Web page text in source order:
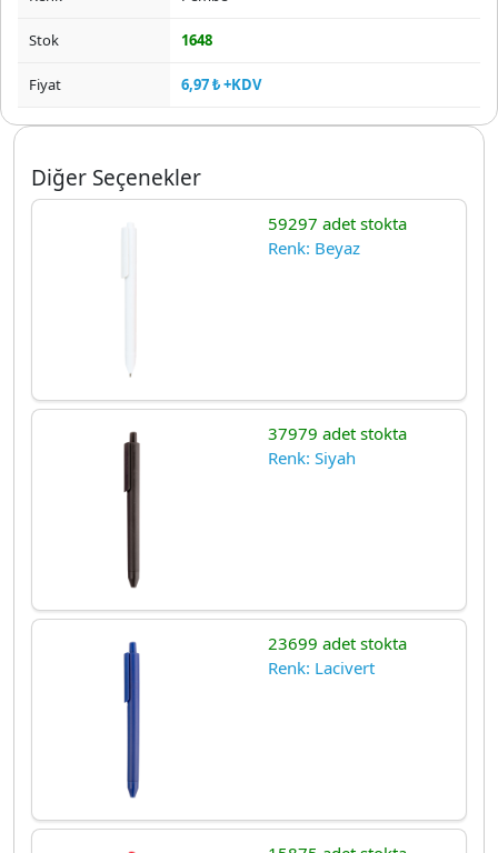
Stok 1648
Fiyat 6,97 ₺ +KDV
Diğer Seçenekler
59297 adet stokta
Renk: Beyaz
37979 adet stokta
Renk: Siyah
23699 adet stokta
Renk: Lacivert